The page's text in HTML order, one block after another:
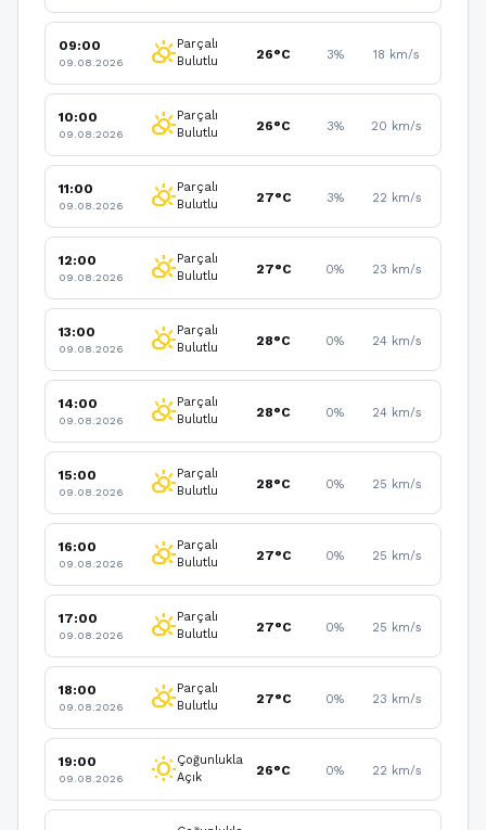
09:00
09.08.2026 partly_cloudy_dayParçalı
Bulutlu
26°C 3% 18 km/s
10:00
09.08.2026 partly_cloudy_dayParçalı
Bulutlu
26°C 3% 20 km/s
11:00
09.08.2026 partly_cloudy_dayParçalı
Bulutlu
27°C 3% 22 km/s
12:00
09.08.2026 partly_cloudy_dayParçalı
Bulutlu
27°C 0% 23 km/s
13:00
09.08.2026 partly_cloudy_dayParçalı
Bulutlu
28°C 0% 24 km/s
14:00
09.08.2026 partly_cloudy_dayParçalı
Bulutlu
28°C 0% 24 km/s
15:00
09.08.2026 partly_cloudy_dayParçalı
Bulutlu
28°C 0% 25 km/s
16:00
09.08.2026 partly_cloudy_dayParçalı
Bulutlu
27°C 0% 25 km/s
17:00
09.08.2026 partly_cloudy_dayParçalı
Bulutlu
27°C 0% 25 km/s
18:00
09.08.2026 partly_cloudy_dayParçalı
Bulutlu
27°C 0% 23 km/s
19:00
09.08.2026 wb_sunnyÇoğunlukla
Açık
26°C 0% 22 km/s